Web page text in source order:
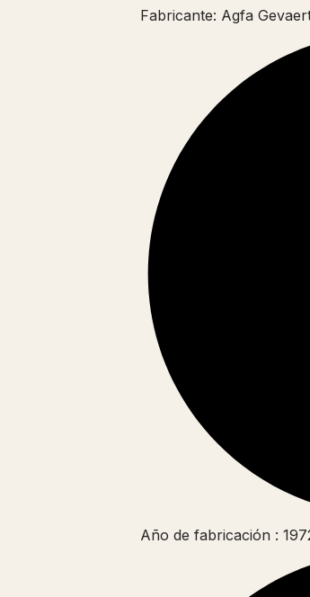
Fabricante: Agfa
Año de fabricación :